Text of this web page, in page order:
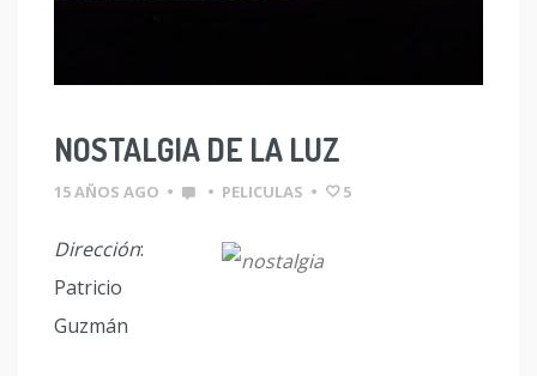
NOSTALGIA DE LA LUZ
15 AÑOS AGO • • PELICULAS • 5
Dirección:
Patricio
Guzmán